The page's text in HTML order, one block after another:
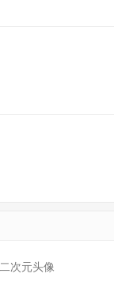
二次元头像